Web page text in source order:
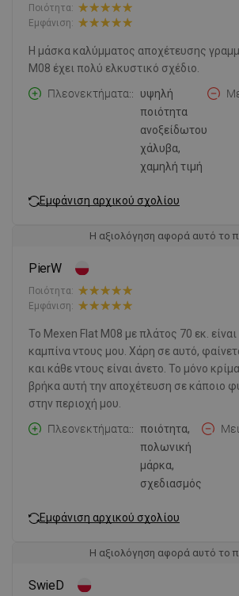
Ποιότητα:
Εμφάνιση:
Η μάσκα καλύμματος αποχέτευσης
M08 έχει πολύ ελκυστικό σχέδιο.
Πλεονεκτήματα:
υψηλή
ποιότητα
ανοξείδωτου
χάλυβα,
χαμηλή τιμή
Εμφάνιση αρχικού σχολίου
Η αξιολόγηση αφορά αυτό το
PierW
Ποιότητα:
Εμφάνιση:
Το Mexen Flat M08 με πλάτος 70 εκ. είναι
καμπίνα ντους μου. Χάρη σε αυτό,
και κάθε ντους είναι άνετο. Το μόνο
βρήκα αυτή την αποχέτευση σε κάποιο
στην περιοχή μου.
Πλεονεκτήματα:
ποιότητα,
πολωνική
μάρκα,
σχεδιασμός
Εμφάνιση αρχικού σχολίου
Η αξιολόγηση αφορά αυτό το
SwieD